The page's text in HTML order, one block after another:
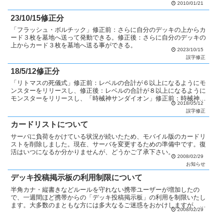
2010/01/21
23/10/15修正分
「フラッシュ・ボルチック」修正前：さらに自分のデッキの上からカ
ード３枚を墓地へ送って発動できる。修正後：さらに自分のデッキの
上からカード３枚を墓地へ送る事ができる。
2023/10/15
誤字修正
18/5/12修正分
「リトマスの死儀式」修正前：レベルの合計が６以上になるようにモ
ンスターをリリースし、修正後：レベルの合計が８以上になるように
モンスターをリリースし、「時械神サンダイオン」修正前：時械神サ
2018/05/12
誤字修正
カードリストについて
サーバに負荷をかけている状況が続いたため、モバイル版のカードリ
ストを削除しました。現在、サーバを変更するための準備中です。復
活はいつになるか分かりませんが、どうかご了承下さい。
2008/02/29
お知らせ
デッキ投稿掲示板の利用制限について
半角カナ・縦書きなどルールを守れない携帯ユーザーが増加したの
で、一週間ほど携帯からの「デッキ投稿掲示板」の利用を制限いたし
ます。大多数のまともな方には多大なるご迷惑をおかけしますが、ご
2008/02/29